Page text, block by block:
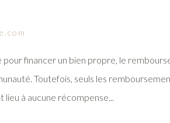
financer un bien propre, le
Toutefois, seuls les
lieu à aucune récompense...